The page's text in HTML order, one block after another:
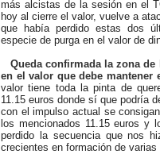
más alcistas de la sesión en el
hoy al cierre el valor, vuelve a
que había perdido estas dos
especie de purga en el valor de
Queda confirmada la zona
en el valor que debe mantener
valor tiene toda la pinta de
11.15 euros donde sí que podría
con el impulso actual se
los mencionados 11.15 euros y
perdido la secuencia que nos
crecientes en formación de